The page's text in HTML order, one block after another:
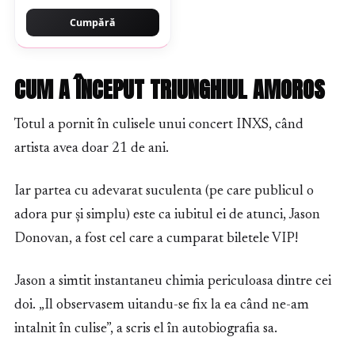
Cumpără
CUM A ÎNCEPUT TRIUNGHIUL AMOROS
Totul a pornit în culisele unui concert INXS, când
artista avea doar 21 de ani.
Iar partea cu adevarat suculenta (pe care publicul o
adora pur și simplu) este ca iubitul ei de atunci, Jason
Donovan, a fost cel care a cumparat biletele VIP!
Jason a simtit instantaneu chimia periculoasa dintre cei
doi. „Il observasem uitandu-se fix la ea când ne-am
intalnit în culise”, a scris el în autobiografia sa.